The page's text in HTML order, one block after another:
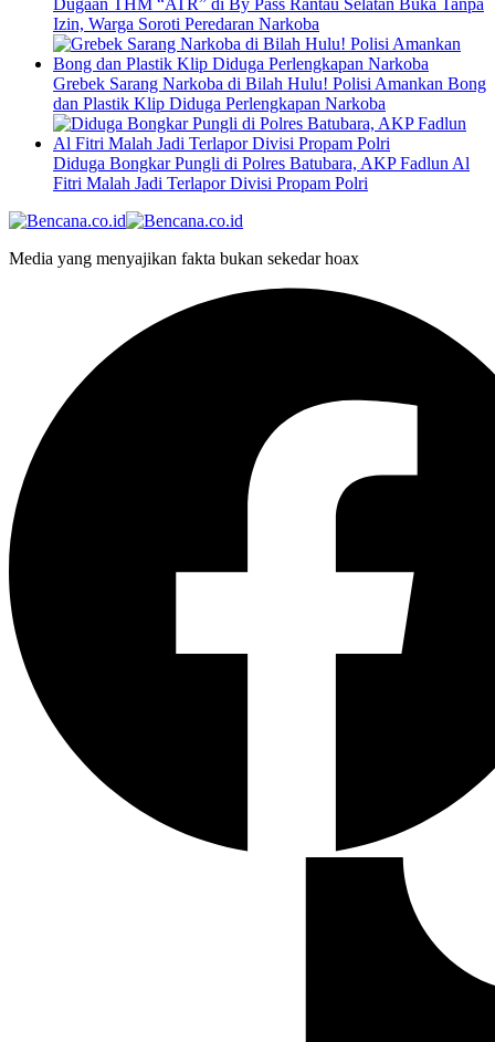
Dugaan THM “ATR” di By Pass Rantau Selatan Buka Tanpa
Izin, Warga Soroti Peredaran Narkoba
Grebek Sarang Narkoba di Bilah Hulu! Polisi Amankan Bong
dan Plastik Klip Diduga Perlengkapan Narkoba
Diduga Bongkar Pungli di Polres Batubara, AKP Fadlun Al
Fitri Malah Jadi Terlapor Divisi Propam Polri
Media yang menyajikan fakta bukan sekedar hoax